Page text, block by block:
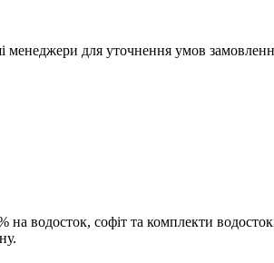
для уточнення умов
на водосток, софіт та комплекти